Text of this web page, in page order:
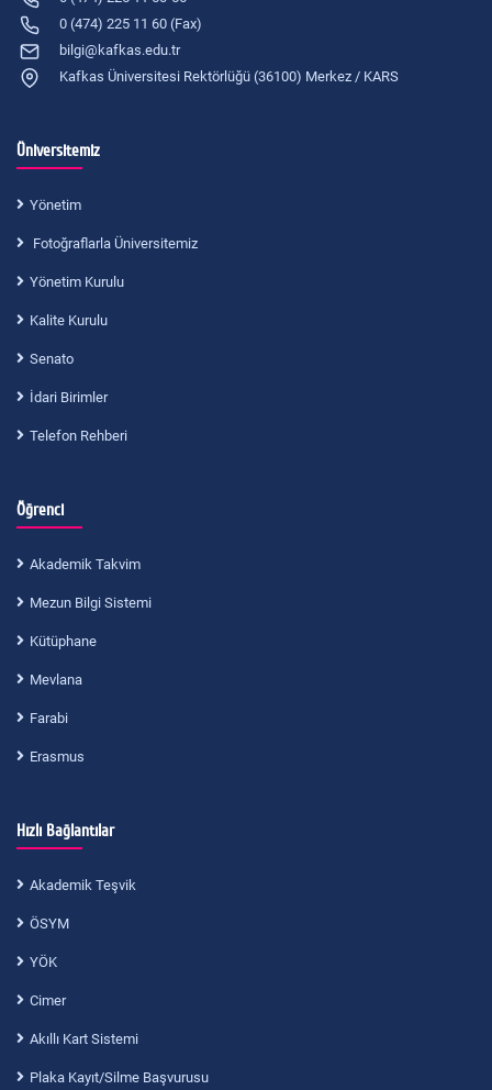
0 (474) 225 11 60 (Fax)
bilgi@kafkas.edu.tr
Kafkas Üniversitesi Rektörlüğü (36100) Merkez / KARS
Üniversitemiz
Yönetim
Fotoğraflarla Üniversitemiz
Yönetim Kurulu
Kalite Kurulu
Senato
İdari Birimler
Telefon Rehberi
Öğrenci
Akademik Takvim
Mezun Bilgi Sistemi
Kütüphane
Mevlana
Farabi
Erasmus
Hızlı Bağlantılar
Akademik Teşvik
ÖSYM
YÖK
Cimer
Akıllı Kart Sistemi
Plaka Kayıt/Silme Başvurusu